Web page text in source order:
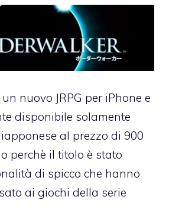
nuovo JRPG per iPhone e
disponibile solamente
al prezzo di 900
perchè il titolo è stato
di spicco che hanno
ai giochi della serie